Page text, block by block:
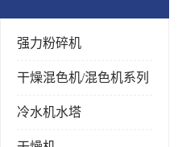
强力粉碎机
干燥混色机/混色机系列
冷水机水塔